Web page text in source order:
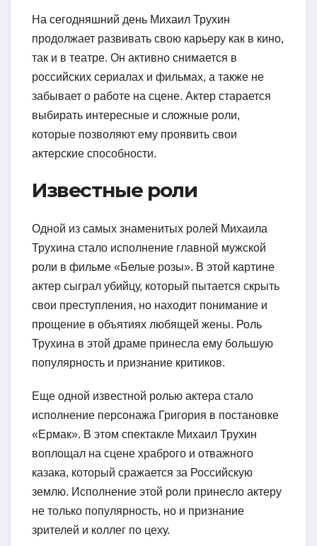
На сегодняшний день Михаил Трухин
продолжает развивать свою карьеру как в кино,
так и в театре. Он активно снимается в
российских сериалах и фильмах, а также не
забывает о работе на сцене. Актер старается
выбирать интересные и сложные роли,
которые позволяют ему проявить свои
актерские способности.
Известные роли
Одной из самых знаменитых ролей Михаила
Трухина стало исполнение главной мужской
роли в фильме «Белые розы». В этой картине
актер сыграл убийцу, который пытается скрыть
свои преступления, но находит понимание и
прощение в объятиях любящей жены. Роль
Трухина в этой драме принесла ему большую
популярность и признание критиков.
Еще одной известной ролью актера стало
исполнение персонажа Григория в постановке
«Ермак». В этом спектакле Михаил Трухин
воплощал на сцене храброго и отважного
казака, который сражается за Российскую
землю. Исполнение этой роли принесло актеру
не только популярность, но и признание
зрителей и коллег по цеху.